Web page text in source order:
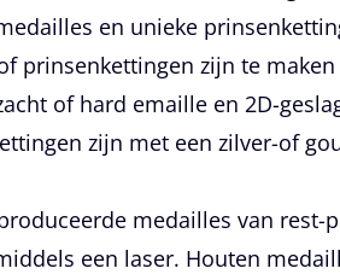
en unieke
prinsenkettingen zijn te
of hard emaille en 2D-
zijn met een zilver-of
medailles van rest-
een laser. Houten